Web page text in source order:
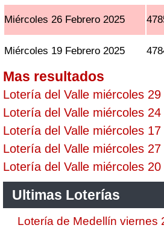
Miércoles 26 Febrero 2025
Miércoles 19 Febrero 2025
Mas resultados
Lotería del Valle miércoles
Lotería del Valle miércoles
Lotería del Valle miércoles
Lotería del Valle miércoles
Lotería del Valle miércoles
Ultimas Loterías
Lotería de Medellín viernes